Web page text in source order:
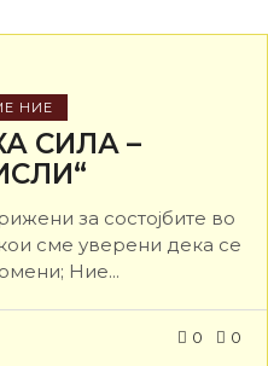
НИЕ
СИЛА –
за состојбите во
сме уверени дека се
Ние...
0
0